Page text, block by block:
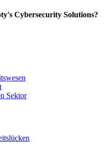
Cybersecurity Solutions?
Sektor